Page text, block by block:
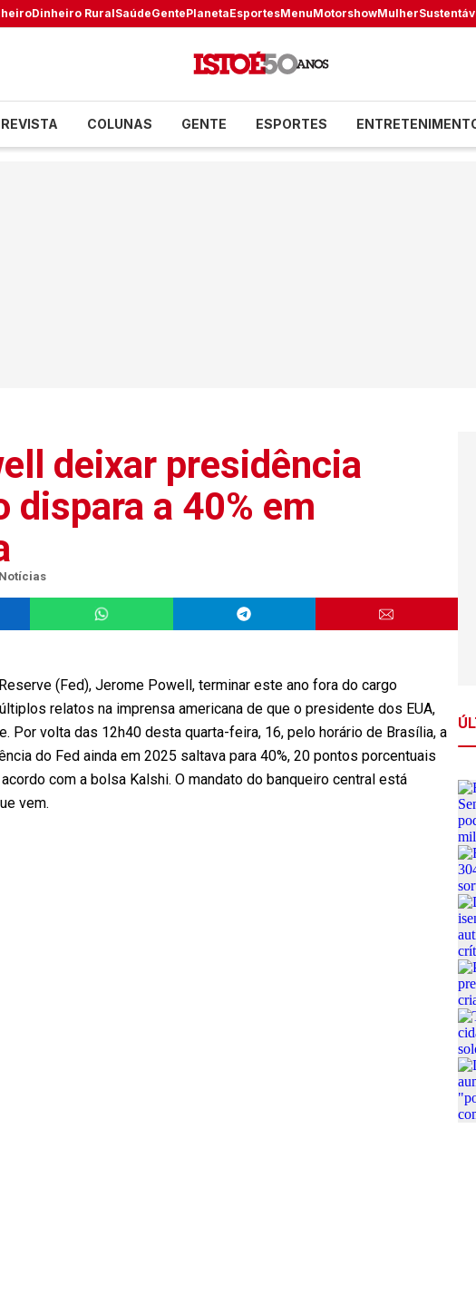
Dinheiro RuralSaúdeGentePlanetaEsportesMenuMotorshowMulher
REVISTA COLUNAS GENTE ESPORTES
deixar presidência
dispara a 40% em
Notícias
(Fed), Jerome Powell, terminar este ano fora do cargo
relatos na imprensa americana de que o presidente dos EUA,
Por volta das 12h40 desta quarta-feira, 16, pelo horário de Brasília, a
do Fed ainda em 2025 saltava para 40%, 20 pontos porcentuais
com a bolsa Kalshi. O mandato do banqueiro central está
vem.